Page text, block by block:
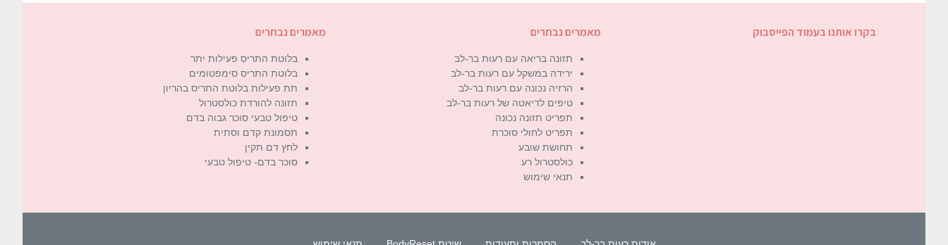
בקרו אותנו בעמוד הפייסבוק מאמרים נבחרים
תזונה בריאה עם רעות בר-לב
ירידה במשקל עם רעות בר-לב
הרזיה נכונה עם רעות בר-לב
טיפים לדיאטה של רעות בר-לב
תפריט תזונה נכונה
תפריט לחולי סוכרת
תחושת שובע
כולסטרול רע
תנאי שימוש
מאמרים נבחרים
בלוטת התריס פעילות יתר
בלוטת התריס סימפטומים
תת פעילות בלוטת התריס בהריון
תזונה להורדת כולסטרול
טיפול טבעי סוכר גבוה בדם
תסמונת קדם וסתית
לחץ דם תקין
סוכר בדם- טיפול טבעי